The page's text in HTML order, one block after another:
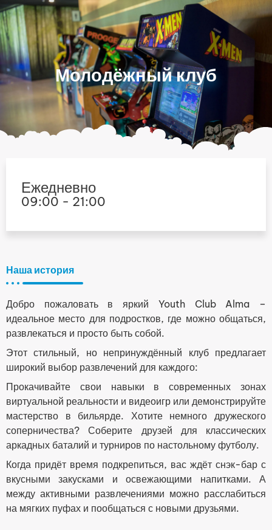
Перейти
к
содержимому
Молодёжный клуб
Ежедневно
09:00 - 21:00
Наша история
Добро пожаловать в яркий Youth Club Alma –
идеальное место для подростков, где можно общаться,
развлекаться и просто быть собой.
Этот стильный, но непринуждённый клуб предлагает
широкий выбор развлечений для каждого:
Прокачивайте свои навыки в современных зонах
виртуальной реальности и видеоигр или демонстрируйте
мастерство в бильярде. Хотите немного дружеского
соперничества? Соберите друзей для классических
аркадных баталий и турниров по настольному футболу.
Когда придёт время подкрепиться, вас ждёт снэк-бар с
вкусными закусками и освежающими напитками. А
между активными развлечениями можно расслабиться
на мягких пуфах и пообщаться с новыми друзьями.